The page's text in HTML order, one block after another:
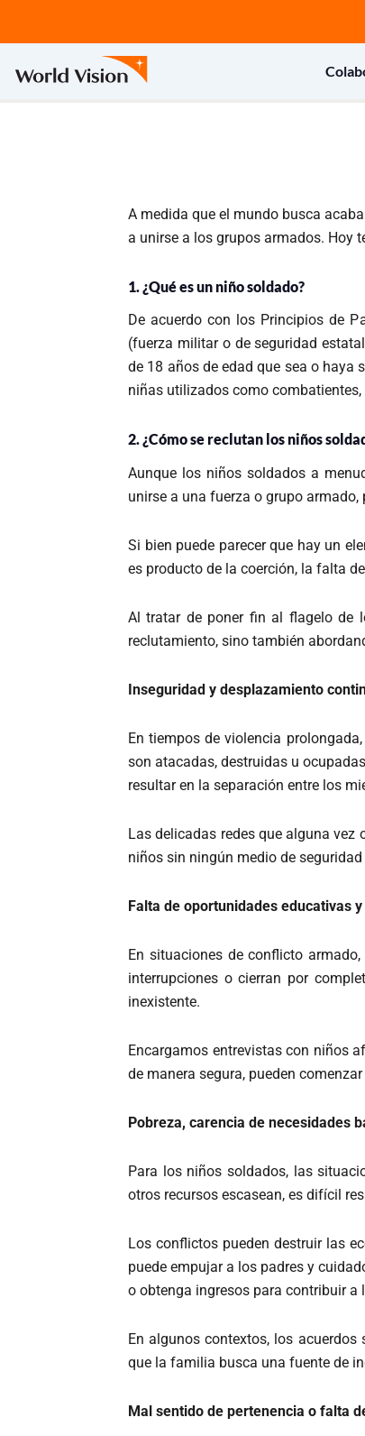
A medida que el mundo busca
a unirse a los grupos armados. Hoy
1. ¿Qué es un niño soldado?
De acuerdo con los Principios de
(fuerza militar o de seguridad
de 18 años de edad que sea o
niñas utilizados como
2. ¿Cómo se reclutan los niños
Aunque los niños soldados a
unirse a una fuerza o grupo
Si bien puede parecer que hay un
es producto de la coerción, la falta
Al tratar de poner fin al flagelo de
reclutamiento, sino también
Inseguridad y desplazamiento
En tiempos de violencia
son atacadas, destruidas u
resultar en la separación entre los
Las delicadas redes que alguna
niños sin ningún medio de
Falta de oportunidades educativas
En situaciones de conflicto
interrupciones o cierran por
inexistente.
Encargamos entrevistas con niños
de manera segura, pueden
Pobreza, carencia de necesidades
Para los niños soldados, las
otros recursos escasean, es difícil
Los conflictos pueden destruir las
puede empujar a los padres y
o obtenga ingresos para contribuir a
En algunos contextos, los
que la familia busca una fuente de
Mal sentido de pertenencia o falta